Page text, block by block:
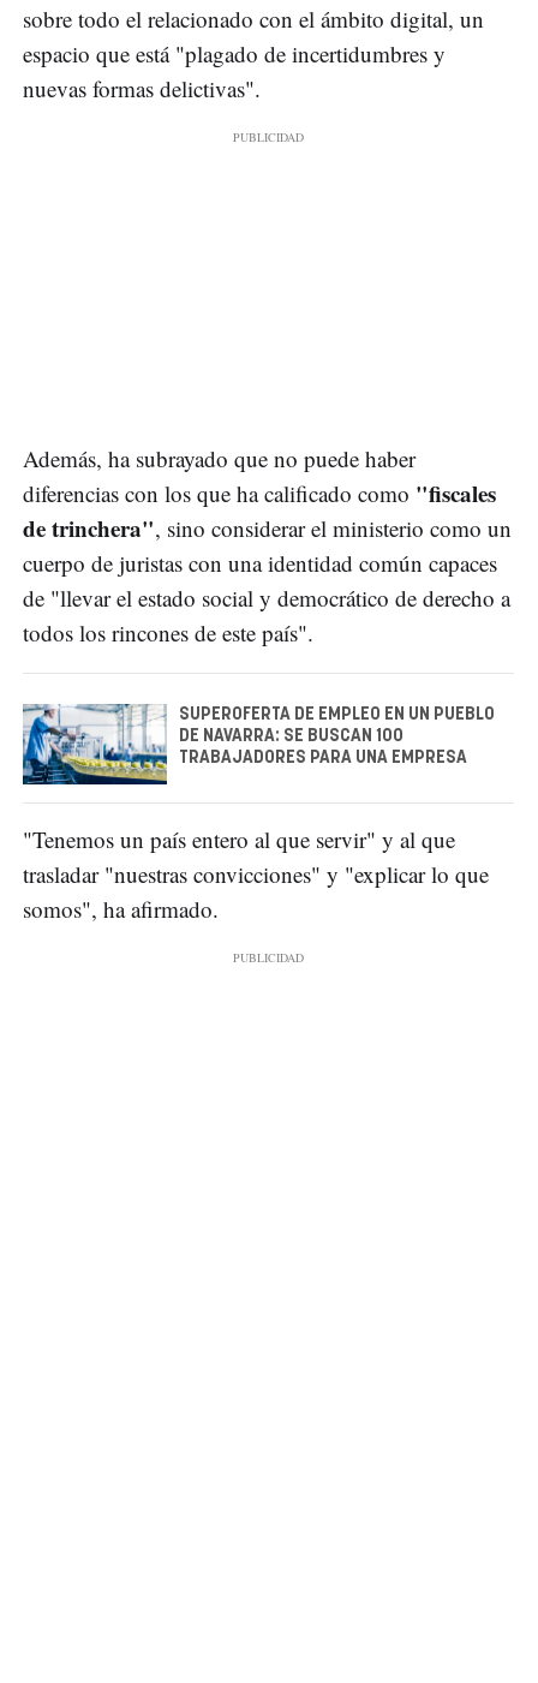
sobre todo el relacionado con el ámbito digital, un
espacio que está "plagado de incertidumbres y
nuevas formas delictivas".
Además, ha subrayado que no puede haber
diferencias con los que ha calificado como "fiscales
de trinchera", sino considerar el ministerio como un
cuerpo de juristas con una identidad común capaces
de "llevar el estado social y democrático de derecho a
todos los rincones de este país".
SUPEROFERTA DE EMPLEO EN UN PUEBLO
DE NAVARRA: SE BUSCAN 100
TRABAJADORES PARA UNA EMPRESA
"Tenemos un país entero al que servir" y al que
trasladar "nuestras convicciones" y "explicar lo que
somos", ha afirmado.